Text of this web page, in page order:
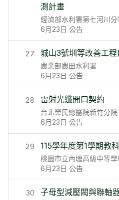
測計畫
經濟部水利署第七河川分
6月23日 公告
27 城山3號圳等改善工
農業部農田水利署
6月23日 公告
28 雷射光纖開口契約
台北榮民總醫院新竹分院
6月23日 公告
29 115學年度第1學期教
桃園市立內壢高級中等學
6月23日 公告
30 子母型減壓閥與聯軸